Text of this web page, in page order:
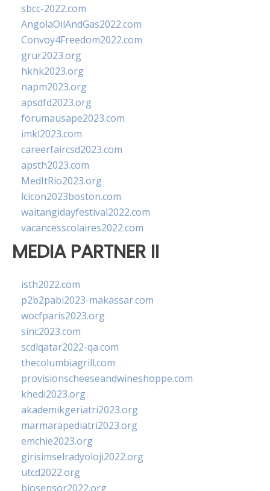
sbcc-2022.com
AngolaOilAndGas2022.com
Convoy4Freedom2022.com
grur2023.org
hkhk2023.org
napm2023.org
apsdfd2023.org
forumausape2023.com
imkl2023.com
careerfaircsd2023.com
apsth2023.com
MedItRio2023.org
lcicon2023boston.com
waitangidayfestival2022.com
vacancesscolaires2022.com
MEDIA PARTNER II
isth2022.com
p2b2pabi2023-makassar.com
wocfparis2023.org
sinc2023.com
scdlqatar2022-qa.com
thecolumbiagrill.com
provisionscheeseandwineshoppe.com
khedi2023.org
akademikgeriatri2023.org
marmarapediatri2023.org
emchie2023.org
girisimselradyoloji2022.org
utcd2022.org
biosensor2022.org